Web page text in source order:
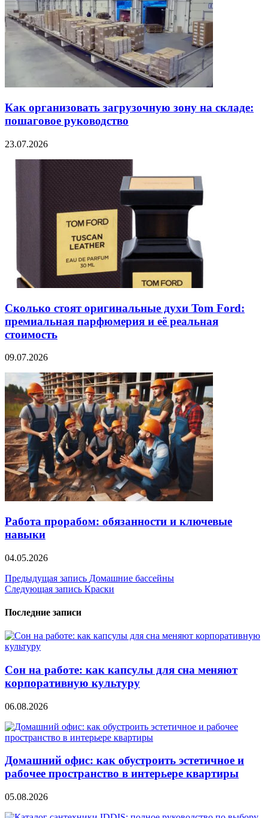
Как организовать загрузочную зону на складе:
пошаговое руководство
23.07.2026
Сколько стоят оригинальные духи Tom Ford:
премиальная парфюмерия и её реальная
стоимость
09.07.2026
Работа прорабом: обязанности и ключевые
навыки
04.05.2026
Навигация
по
записям
Предыдущая запись Домашние бассейны
Следующая запись Краски
Последние записи
Сон на работе: как капсулы для сна меняют
корпоративную культуру
06.08.2026
Домашний офис: как обустроить эстетичное и
рабочее пространство в интерьере квартиры
05.08.2026